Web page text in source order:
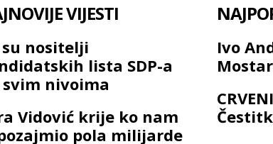
VIJESTI
su nositelji
lista SDP-a
svim nivoima
Vidović krije ko nam
pola milijarde
Ivo